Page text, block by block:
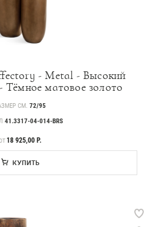
- Metal - Высокий
Тёмное матовое золото
СМ. 72/95
41.3317-04-014-BRS
18 925,00 Р.
КУПИТЬ